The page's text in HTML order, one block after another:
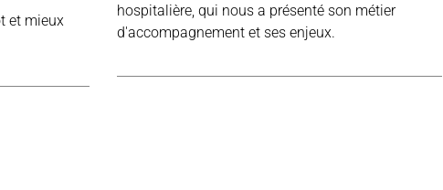
et mieux
hospitalière, qui nous a présenté son métier
d'accompagnement et ses enjeux.